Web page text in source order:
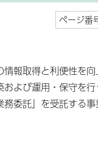
ページ
報取得と利便性を
よび運用・保守を
委託」を受託する